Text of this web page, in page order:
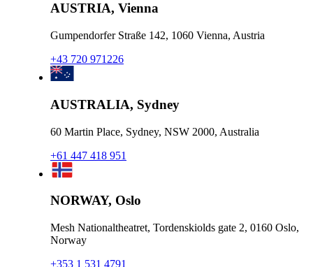
AUSTRIA, Vienna
Gumpendorfer Straße 142, 1060 Vienna, Austria
+43 720 971226
AUSTRALIA, Sydney
60 Martin Place, Sydney, NSW 2000, Australia
+61 447 418 951
NORWAY, Oslo
Mesh Nationaltheatret, Tordenskiolds gate 2, 0160 Oslo,
Norway
+353 1 531 4791